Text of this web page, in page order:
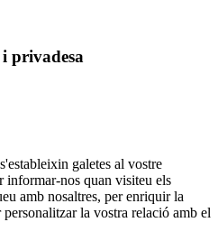
privadesa
galetes al vostre
nos quan visiteu els
amb nosaltres, per enriquir la
la vostra relació amb el